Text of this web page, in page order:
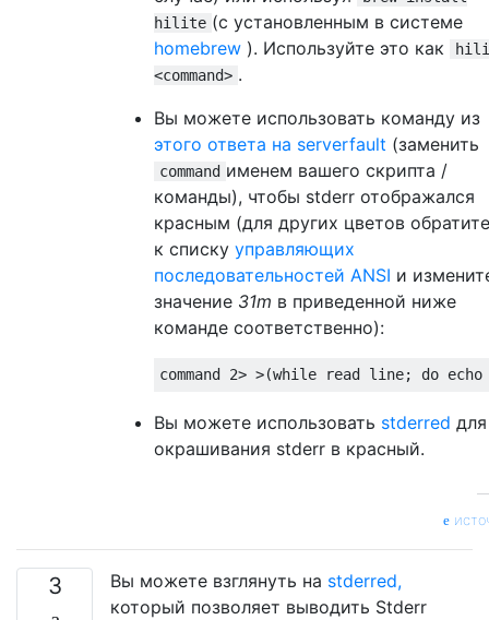
hilite (с установленным в системе
homebrew ). Используйте это как
<command> .
Вы можете использовать команду из
этого ответа на serverfault (заменить
command именем вашего скрипта /
команды), чтобы stderr отображался
красным (для других цветов
к списку управляющих
последовательностей ANSI и
значение 31m в приведенной ниже
команде соответственно):
command 2> >(while read line; do
Вы можете использовать stderred для
окрашивания stderr в красный.
3 Вы можете взглянуть на stderred,
который позволяет выводить Stderr